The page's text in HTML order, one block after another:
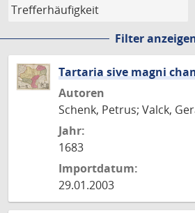
Filter
Tartaria sive magni
Autoren
Schenk, Petrus; Valck,
Jahr:
1683
Importdatum:
29.01.2003